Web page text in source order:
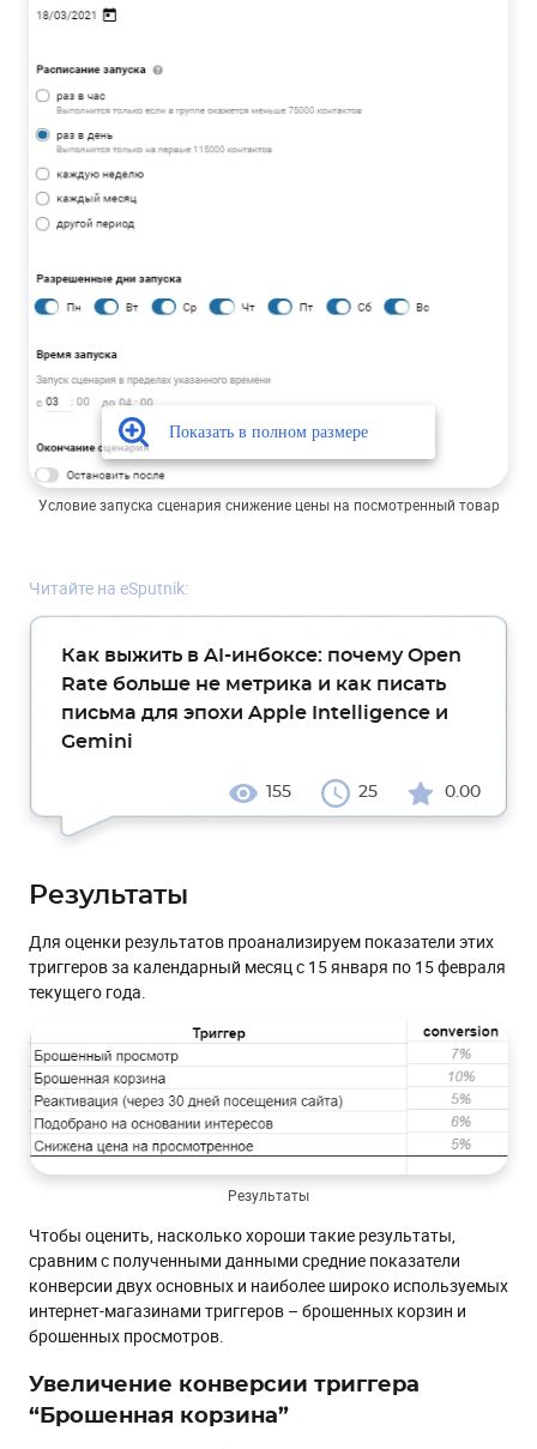
Условие запуска сценария снижение цены на посмотренный товар
Читайте на eSputnik:
Как выжить в AI-инбоксе: почему Open
Rate больше не метрика и как писать
письма для эпохи Apple Intelligence и
Gemini
155 25 0.00
Результаты
Для оценки результатов проанализируем показатели этих
триггеров за календарный месяц с 15 января по 15 февраля
текущего года.
Результаты
Чтобы оценить, насколько хороши такие результаты,
сравним с полученными данными средние показатели
конверсии двух основных и наиболее широко используемых
интернет-магазинами триггеров – брошенных корзин и
брошенных просмотров.
Увеличение конверсии триггера
“Брошенная корзина”